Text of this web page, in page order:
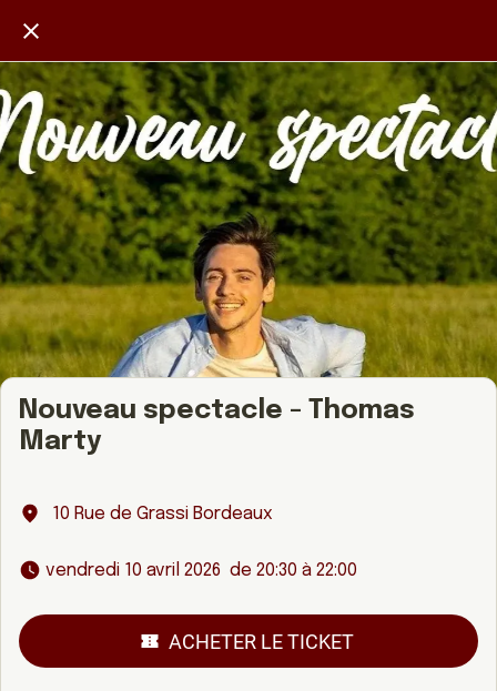
Nouveau spectacle - Thomas
Marty
10 Rue de Grassi Bordeaux
vendredi 10 avril 2026  de 20:30 à 22:00
ACHETER LE TICKET